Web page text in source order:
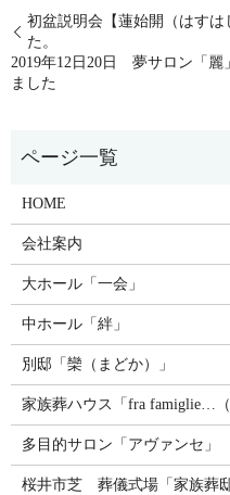
初盆説明会【蓮始開（はす
た。
2019年12日20日 夢サロン「麗
ました
HOME
会社案内
大ホール「一会」
中ホール「絆」
別邸「欒（まどか）」
家族葬ハウス「fra famiglie…
多目的サロン「アヴァンセ」
桜井市芝 葬儀式場「家族葬